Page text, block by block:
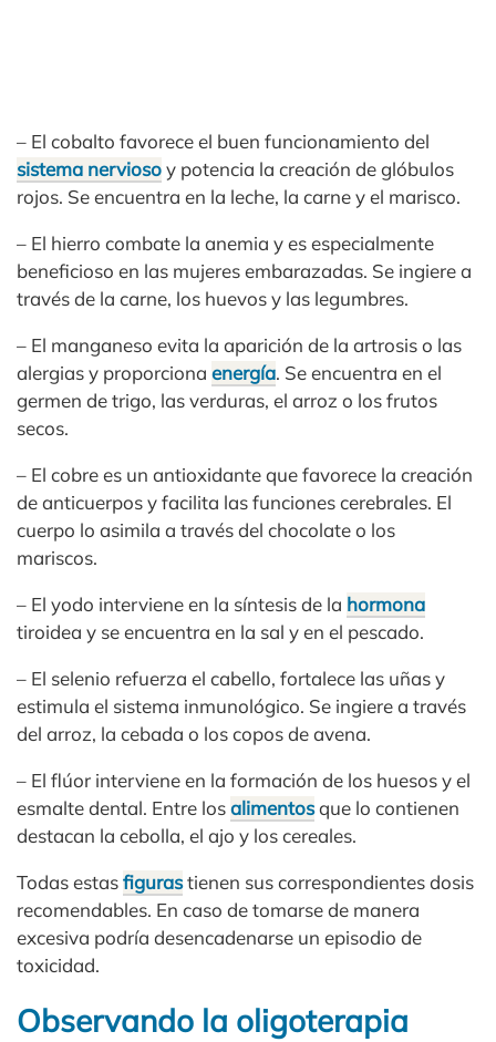
– El cobalto favorece el buen funcionamiento del
sistema nerviosoy potencia la creación de glóbulos
rojos. Se encuentra en la leche, la carne y el marisco.
– El hierro combate la anemia y es especialmente
beneficioso en las mujeres embarazadas. Se ingiere a
través de la carne, los huevos y las legumbres.
– El manganeso evita la aparición de la artrosis o las
alergias y proporciona energía. Se encuentra en el
germen de trigo, las verduras, el arroz o los frutos
secos.
– El cobre es un antioxidante que favorece la creación
de anticuerpos y facilita las funciones cerebrales. El
cuerpo lo asimila a través del chocolate o los
mariscos.
– El yodo interviene en la síntesis de la hormona
tiroidea y se encuentra en la sal y en el pescado.
– El selenio refuerza el cabello, fortalece las uñas y
estimula el sistema inmunológico. Se ingiere a través
del arroz, la cebada o los copos de avena.
– El flúor interviene en la formación de los huesos y el
esmalte dental. Entre losalimentosque lo contienen
destacan la cebolla, el ajo y los cereales.
Todas estasfigurastienen sus correspondientes dosis
recomendables. En caso de tomarse de manera
excesiva podría desencadenarse un episodio de
toxicidad.
Observando la oligoterapia